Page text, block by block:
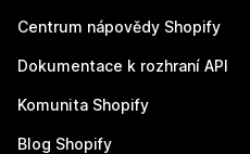
Centrum nápovědy Shopify
Dokumentace k rozhraní API
Komunita Shopify
Blog Shopify